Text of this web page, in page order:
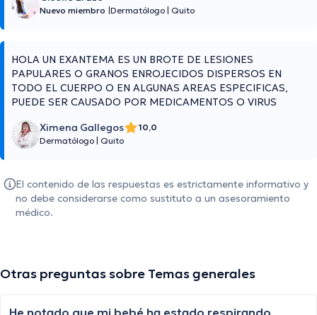
Nuevo miembro Dermatólogo Quito
HOLA UN EXANTEMA ES UN BROTE DE LESIONES
PAPULARES O GRANOS ENROJECIDOS DISPERSOS EN
TODO EL CUERPO O EN ALGUNAS AREAS ESPECIFICAS,
PUEDE SER CAUSADO POR MEDICAMENTOS O VIRUS
Ximena Gallegos
10,0
Dermatólogo Quito
El contenido de las respuestas es estrictamente informativo y
no debe considerarse como sustituto a un asesoramiento
médico.
Otras preguntas sobre Temas generales